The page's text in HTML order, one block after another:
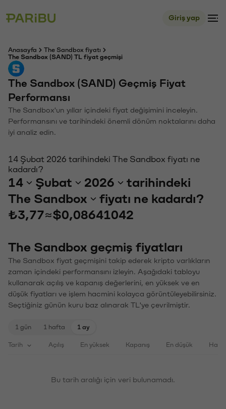
Giriş yap
Anasayfa
The Sandbox fiyatı
The Sandbox (SAND) TL fiyat geçmişi
The Sandbox (SAND) Geçmiş Fiyat
Performansı
The Sandbox'un yıllar içindeki fiyat değişimini inceleyin.
Performansını ve tarihindeki önemli dönüm noktalarını daha
iyi analiz edin.
14 Şubat 2026 tarihindeki The Sandbox fiyatı ne
kadardı?
14 Şubat 2026
tarihindeki
The Sandbox
fiyatı ne kadardı?
₺3,77≈$0,08641042
The Sandbox geçmiş fiyatları
The Sandbox fiyat geçmişini takip ederek kripto varlıkların
zaman içindeki performansını izleyin. Aşağıdaki tabloyu
kullanarak açılış ve kapanış değerlerini, en yüksek ve en
düşük fiyatları ve işlem hacmini kolayca görüntüleyebilirsiniz.
Seçtiğiniz günün kuru baz alınarak TL'ye çevrilmiştir.
1 gün 1 hafta 1 ay
Tarih Açılış En yüksek Kapanış En düşük
Bu tarih aralığı için veri bulunamadı.